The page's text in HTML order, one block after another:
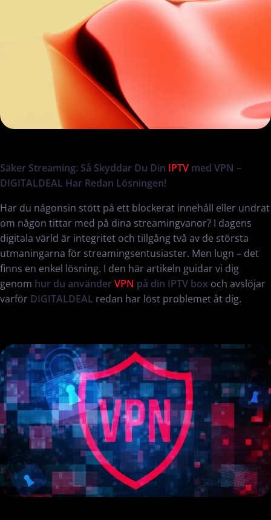
Säker Streaming: Så Skyddar Du Din IPTV med VPN –
DIGITALDEAL Har Redan Lösningen!
Har du någonsin stött på ett blockerat innehåll eller undrat
om någon tittar med på dina streamingvanor? I dagens
digitala värld är integritet och tillgång två av de största
utmaningarna för streamingsentusiaster. Men lugn – det
finns en enkel lösning. I den här artikeln guidar vi dig
genom hur du använderVPN på din IPTV box och avslöjar
varför DIGITALDEAL redan har löst problemet åt dig.